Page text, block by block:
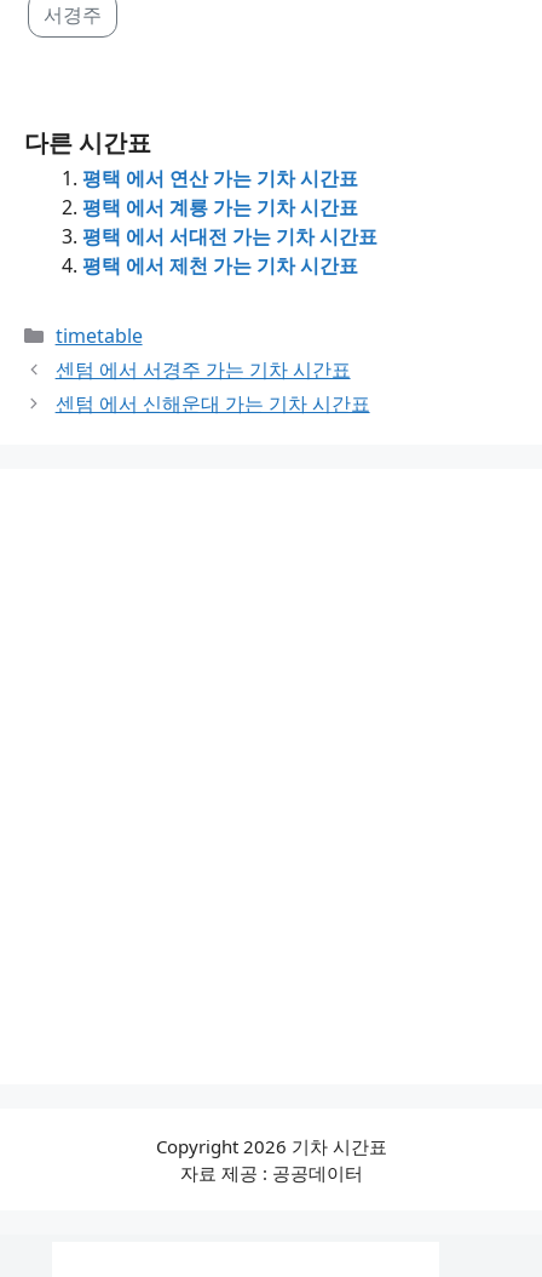
서경주
다른 시간표
평택 에서 연산 가는 기차 시간표
평택 에서 계룡 가는 기차 시간표
평택 에서 서대전 가는 기차 시간표
평택 에서 제천 가는 기차 시간표
Categories
timetable
센텀 에서 서경주 가는 기차 시간표
센텀 에서 신해운대 가는 기차 시간표
Copyright 2026 기차 시간표
자료 제공 : 공공데이터